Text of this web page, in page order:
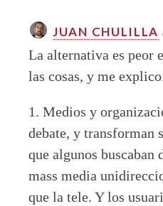
JUAN CHULILLA
La alternativa es peor
las cosas, y me
1. Medios y
debate, y transforman
que algunos buscaban
mass media
que la tele. Y los